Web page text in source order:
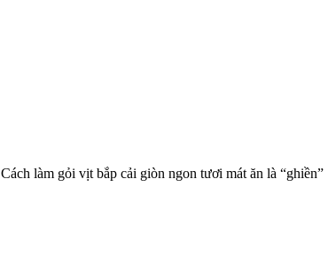
Cách làm gỏi vịt bắp cải giòn ngon tươi mát ăn là “ghiền”